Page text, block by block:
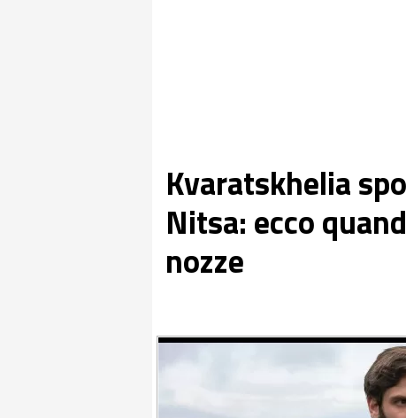
Kvaratskhelia
Nitsa: ecco
nozze